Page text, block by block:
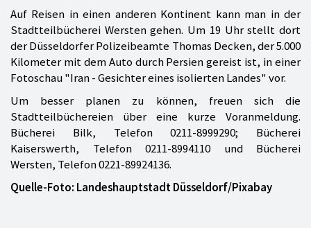
Auf Reisen in einen anderen Kontinent kann man in der
Stadtteilbücherei Wersten gehen. Um 19 Uhr stellt dort
der Düsseldorfer Polizeibeamte Thomas Decken, der 5.000
Kilometer mit dem Auto durch Persien gereist ist, in einer
Fotoschau "Iran - Gesichter eines isolierten Landes" vor.
Um besser planen zu können, freuen sich die
Stadtteilbüchereien über eine kurze Voranmeldung.
Bücherei Bilk, Telefon 0211-8999290; Bücherei
Kaiserswerth, Telefon 0211-8994110 und Bücherei
Wersten, Telefon 0221-89924136.
Quelle-Foto: Landeshauptstadt Düsseldorf/Pixabay